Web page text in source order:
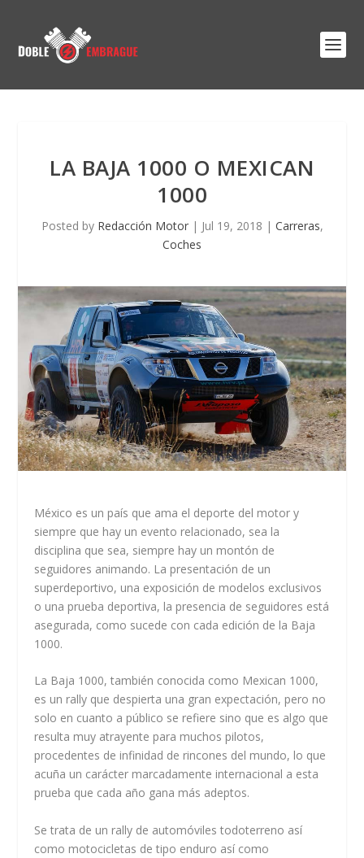
LA BAJA 1000 O MEXICAN
1000
Posted by Redacción Motor| Jul 19, 2018 | Carreras,
Coches
México es un país que ama el deporte del motor y
siempre que hay un evento relacionado, sea la
disciplina que sea, siempre hay un montón de
seguidores animando. La presentación de un
superdeportivo, una exposición de modelos exclusivos
o una prueba deportiva, la presencia de seguidores está
asegurada, como sucede con cada edición de la Baja
1000.
La Baja 1000, también conocida como Mexican 1000,
es un rally que despierta una gran expectación, pero no
solo en cuanto a público se refiere sino que es algo que
resulta muy atrayente para muchos pilotos,
procedentes de infinidad de rincones del mundo, lo que
acuña un carácter marcadamente internacional a esta
prueba que cada año gana más adeptos.
Se trata de un rally de automóviles todoterreno así
como motocicletas de tipo enduro así como